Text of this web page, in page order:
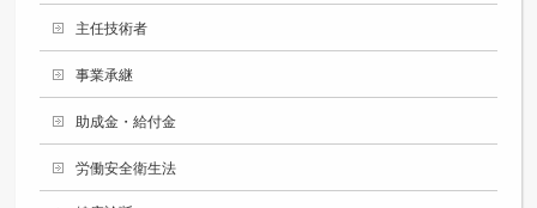
主任技術者
事業承継
助成金・給付金
労働安全衛生法